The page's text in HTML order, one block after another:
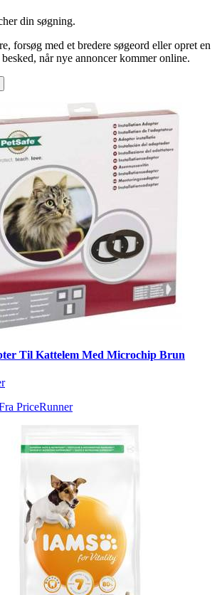
din søgning.
forsøg med et bredere søgeord eller opret en
når nye annoncer kommer online.
Til Kattelem Med Microchip Brun
PriceRunner